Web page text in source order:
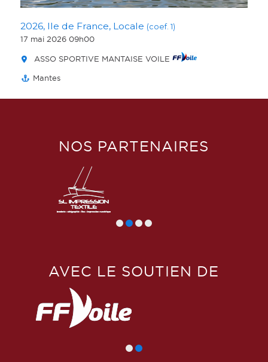
2026, Ile de France, Locale (coef. 1)
17 mai 2026 09h00
ASSO SPORTIVE MANTAISE VOILE
Mantes
NOS PARTENAIRES
AVEC LE SOUTIEN DE